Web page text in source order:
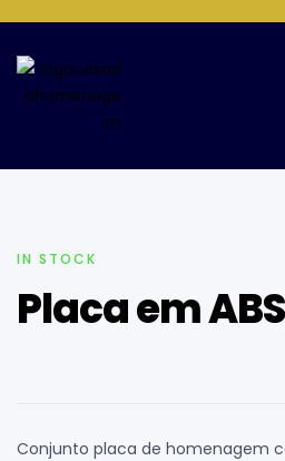
Home Page
IN STOCK
Placa em
Conjunto placa de homenagem